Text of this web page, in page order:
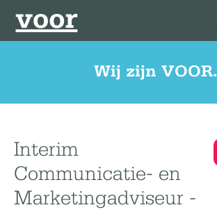
Wij zijn VOOR.
Interim
Communicatie- en
Marketingadviseur -